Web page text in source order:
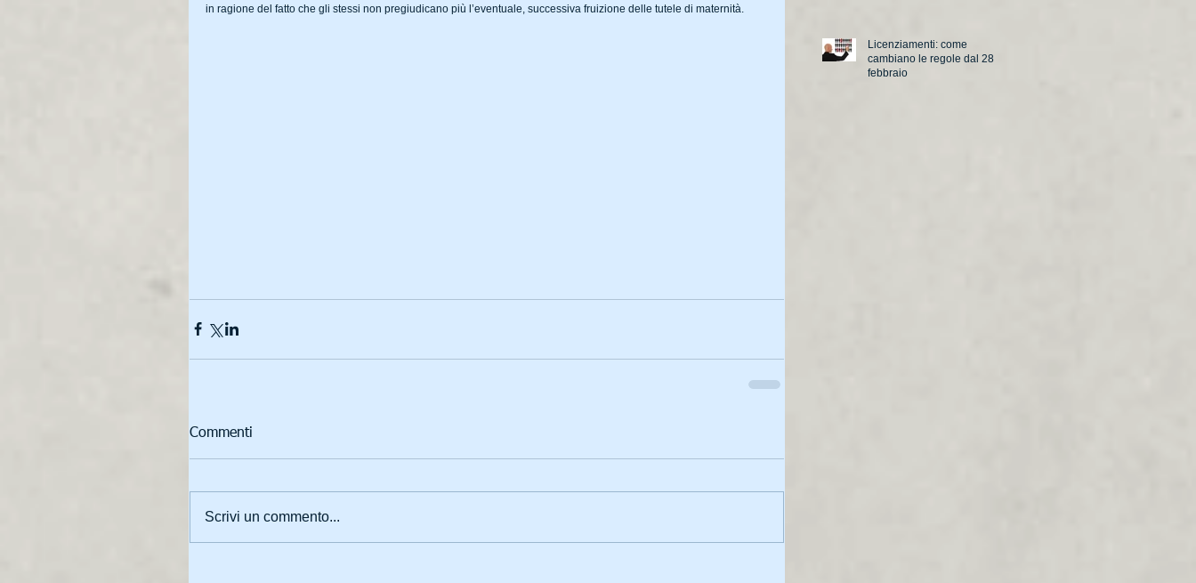
in ragione del fatto che gli stessi non pregiudicano più l’eventuale, successiva fruizione delle tutele di maternità.
Commenti
Scrivi un commento...
Licenziamenti: come
cambiano le regole dal 28
febbraio